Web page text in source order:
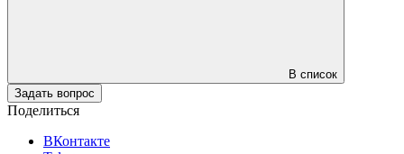
В список
Задать вопрос
Поделиться
ВКонтакте